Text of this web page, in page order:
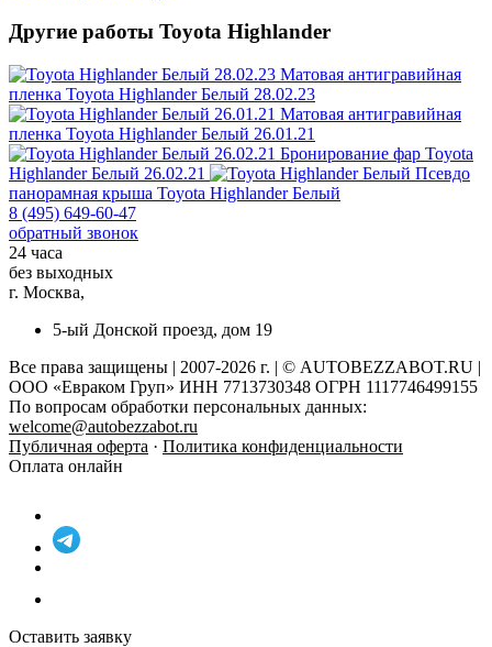
Другие работы Toyota Highlander
Матовая антигравийная
пленка Toyota Highlander Белый 28.02.23
Матовая антигравийная
пленка Toyota Highlander Белый 26.01.21
Бронирование фар Toyota
Highlander Белый 26.02.21
Псевдо
панорамная крыша Toyota Highlander Белый
8 (495) 649-60-47
обратный звонок
24 часа
без выходных
г. Москва,
5-ый Донской проезд, дом 19
Все права защищены | 2007-2026 г. | © AUTOBEZZABOT.RU |
ООО «Евраком Груп» ИНН 7713730348 ОГРН 1117746499155
По вопросам обработки персональных данных:
welcome@autobezzabot.ru
Публичная оферта · Политика конфиденциальности
Оплата онлайн
Оставить заявку